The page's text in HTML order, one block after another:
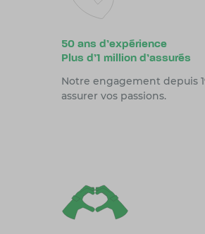
50 ans d’expérience
Plus d’1 million d’assurés
Notre engagement depuis
assurer vos passions.